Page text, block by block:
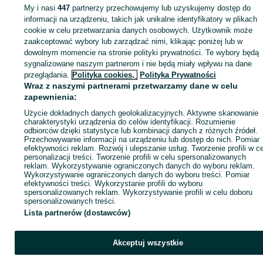
Zaloguj się lub załóż konto na OLX, aby skontaktować się z
sprzedającym
Zaloguj się / Załóż konto
Zadzwoń / SMS
My i nasi447 partnerzy przechowujemy lub uzyskujemy dostęp do
informacji na urządzeniu, takich jak unikalne identyfikatory w plikach
cookie w celu przetwarzania danych osobowych. Użytkownik może
zaakceptować wybory lub zarządzać nimi, klikając poniżej lub w
dowolnym momencie na stronie polityki prywatności. Te wybory będą
sygnalizowane naszym partnerom i nie będą miały wpływu na dane
przeglądania. Polityka cookies, Polityka Prywatności
Wraz z naszymi partnerami przetwarzamy dane w celu
zapewnienia:
Użycie dokładnych danych geolokalizacyjnych. Aktywne skanowanie
charakterystyki urządzenia do celów identyfikacji. Rozumienie
odbiorców dzięki statystyce lub kombinacji danych z różnych źródeł.
Przechowywanie informacji na urządzeniu lub dostęp do nich. Pomiar
efektywności reklam. Rozwój i ulepszanie usług. Tworzenie profili w
personalizacji treści. Tworzenie profili w celu spersonalizowanych
reklam. Wykorzystywanie ograniczonych danych do wyboru reklam.
Wykorzystywanie ograniczonych danych do wyboru treści. Pomiar
efektywności treści. Wykorzystanie profili do wyboru
spersonalizowanych reklam. Wykorzystywanie profili w celu doboru
spersonalizowanych treści.
Lista partnerów (dostawców)
Akceptuj wszystkie